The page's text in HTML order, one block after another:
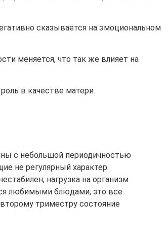
сказывается на эмоциональном
меняется, что так же влияет на
в качестве матери.
с небольшой периодичностью
не регулярный характер.
нагрузка на организм
любимыми блюдами, это все
триместру состояние